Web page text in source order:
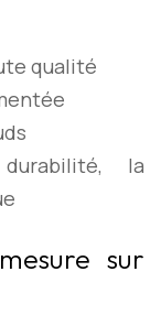
qualité
la
sur